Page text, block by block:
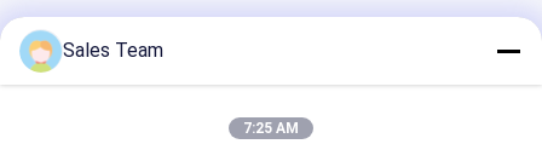
Συνιστώμενα Προϊόντα
Sales Team
7:25 AM